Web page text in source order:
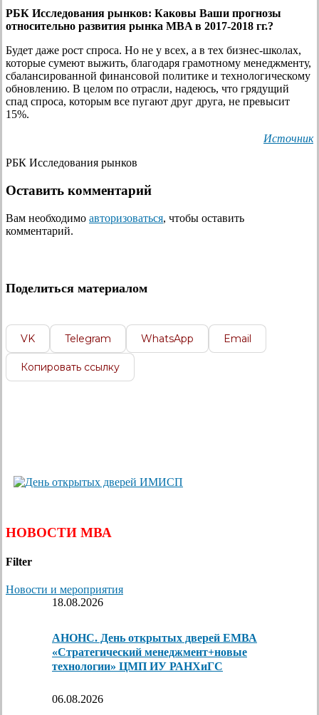
РБК Исследования рынков: Каковы Ваши прогнозы
относительно развития рынка MBA в 2017-2018 гг.?
Будет даже рост спроса. Но не у всех, а в тех бизнес-школах,
которые сумеют выжить, благодаря грамотному менеджменту,
сбалансированной финансовой политике и технологическому
обновлению. В целом по отрасли, надеюсь, что грядущий
спад спроса, которым все пугают друг друга, не превысит
15%.
Источник
РБК Исследования рынков
Оставить комментарий
Вам необходимо авторизоваться, чтобы оставить
комментарий.
Поделиться материалом
VK Telegram WhatsApp Email
Копировать ссылку
НОВОСТИ МВА
Filter
Новости и мероприятия
18.08.2026
АНОНС. День открытых дверей ЕМВА
«Стратегический менеджмент+новые
технологии» ЦМП ИУ РАНХиГС
06.08.2026